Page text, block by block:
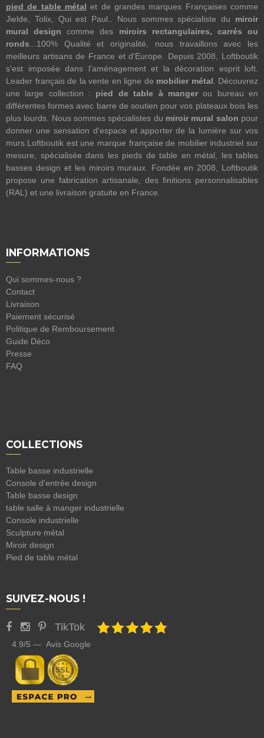
pied de table métal et de grandes marques Françaises comme
Jielde, Tolix, Qui est Paul.. Nous sommes spécialiste du miroir
mural design comme des miroirs rectangulaires, carrés ou
ronds...100% Qualité et originalité, nous travaillons avec les
meilleurs artisans de France et d'Europe. Depuis 2008, Loftboutik
s'est imposée dans l'aménagement et la décoration esprit loft.
Leader français de la vente en ligne de mobilier métal. Découvrez
une large collection : pied de table à mangerou bureau en
différentes formes avec barre de soutien pour vos plateaux bois les
plus lourds. Nous sommes spécialistes du miroir mural salon pour
donner une sensation d'espace et apporter de la lumière sur vos
murs.Loftboutik est une marque française de mobilier industriel sur
mesure, spécialisée dans les pieds de table en métal, les tables
basses design et les miroirs muraux. Fondée en 2008, Loftboutik
propose une fabrication artisanale, des finitions personnalisables
(RAL) et une livraison gratuite en France.
INFORMATIONS
Qui sommes-nous ?
Contact
Livraison
Paiement sécurisé
Politique de Remboursement
Guide Déco
Presse
FAQ
COLLECTIONS
Table basse industrielle
Console d'entrée design
Table basse design
table salle à manger industrielle
Console industrielle
Sculpture métal
Miroir design
Pied de table métal
SUIVEZ-NOUS !
TikTok
4.9/5 — Avis Google